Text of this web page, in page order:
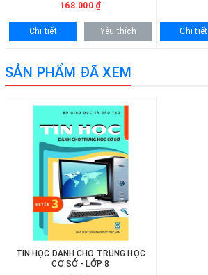
168.000 ₫
Chi tiết Yêu thích Chi tiết
SẢN PHẨM ĐÃ XEM
TIN HỌC DÀNH CHO TRUNG HỌC
CƠ SỞ - LỚP 8